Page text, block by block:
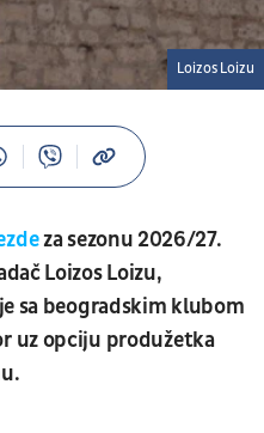
Loizos Loizu
za sezonu 2026/27.
Loizos Loizu,
sa beogradskim klubom
uz opciju produžetka